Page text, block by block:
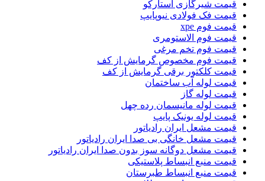
قیمت شیرگازی استارکو
قیمت فک فولادی نیوپایپ
قیمت فوم xpe
قیمت فوم الاستومری
قیمت فوم تخم مرغی
قیمت فوم مخصوص گرمایش از کف
قیمت کلکتور برقی گرمایش از کف
قیمت لوله آب ساختمان
قیمت لوله گاز
قیمت لوله مانیسمان رده چهل
قیمت لوله یونیک پایپ
قیمت مشعل ایران رادیاتور
قیمت مشعل خانگی بی صدا ایران رادیاتور
قیمت مشعل دوگانه سوز بدون صدا ایران رادیاتور
قیمت منبع انبساط پلاستیکی
قیمت منبع انبساط طبرستان